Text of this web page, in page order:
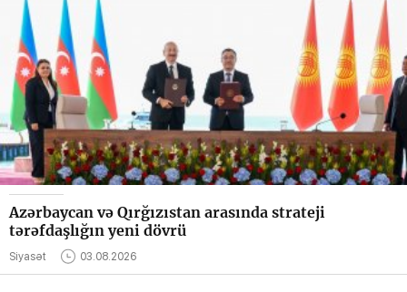
Azərbaycan və Qırğızıstan arasında strateji
tərəfdaşlığın yeni dövrü
Siyasət 03.08.2026